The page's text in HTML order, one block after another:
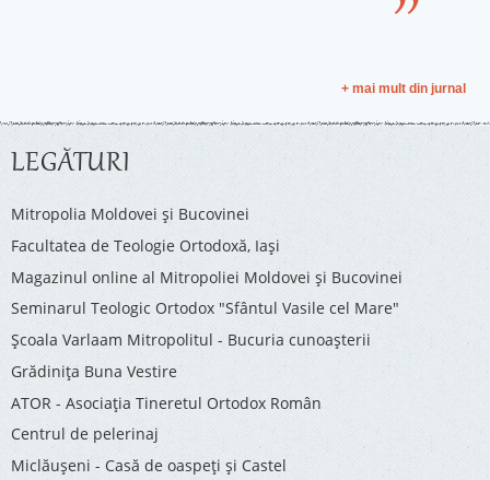
+ mai mult din jurnal
LEGĂTURI
Mitropolia Moldovei și Bucovinei
Facultatea de Teologie Ortodoxă, Iaşi
Magazinul online al Mitropoliei Moldovei și Bucovinei
Seminarul Teologic Ortodox "Sfântul Vasile cel Mare"
Şcoala Varlaam Mitropolitul - Bucuria cunoaşterii
Grădinița Buna Vestire
ATOR - Asociaţia Tineretul Ortodox Român
Centrul de pelerinaj
Miclăușeni - Casă de oaspeţi şi Castel